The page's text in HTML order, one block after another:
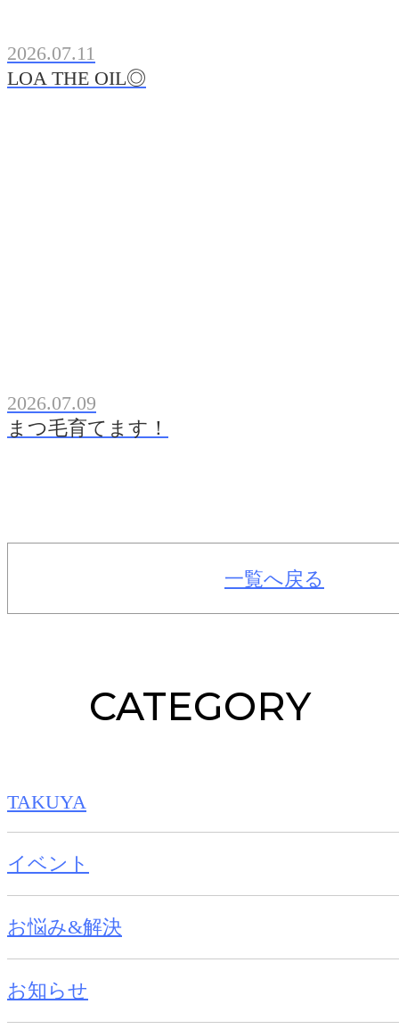
2026.07.11
LOA THE OIL◎
2026.07.09
まつ毛育てます！
一覧へ戻る
CATEGORY
TAKUYA
イベント
お悩み&解決
お知らせ